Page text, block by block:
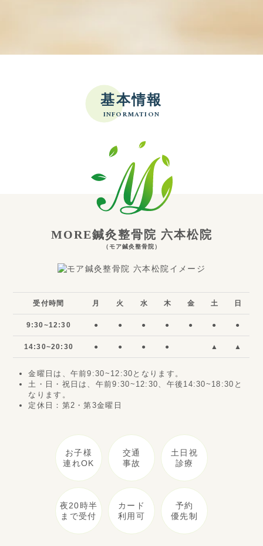
基本情報
INFORMATION
MORE鍼灸整骨院 六本松院
（モア鍼灸整骨院）
受付時間 月 火 水 木 金 土 日
9:30~12:30 ● ● ● ● ● ● ●
14:30~20:30 ● ● ● ● ▲ ▲
金曜日は、午前9:30~12:30となります。
土・日・祝日は、午前9:30~12:30、午後14:30~18:30と
なります。
定休日：第2・第3金曜日
お子様
連れOK
交通
事故
土日祝
診療
夜20時半
まで受付
カード
利用可
予約
優先制